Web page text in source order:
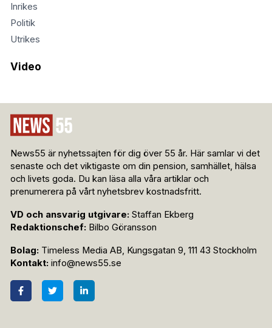
Inrikes
Politik
Utrikes
Video
News55 är nyhetssajten för dig över 55 år. Här samlar vi det
senaste och det viktigaste om din pension, samhället, hälsa
och livets goda. Du kan läsa alla våra artiklar och
prenumerera på vårt nyhetsbrev kostnadsfritt.
VD och ansvarig utgivare: Staffan Ekberg
Redaktionschef: Bilbo Göransson
Bolag: Timeless Media AB, Kungsgatan 9, 111 43 Stockholm
Kontakt: info@news55.se